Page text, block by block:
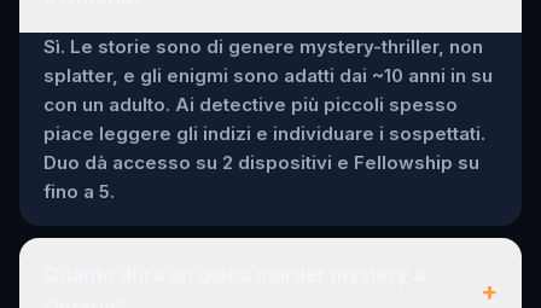
Sì. Le storie sono di genere mystery-thriller, non
splatter, e gli enigmi sono adatti dai ~10 anni in su
con un adulto. Ai detective più piccoli spesso
piace leggere gli indizi e individuare i sospettati.
Duo dà accesso su 2 dispositivi e Fellowship su
fino a 5.
+